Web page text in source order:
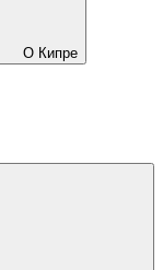
О Кипре